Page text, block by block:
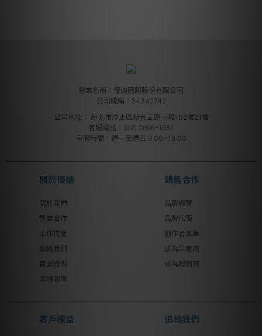
營業名稱：優迪國際股份有限公司
公司統編：54342742
公司地址： 新北市汐止區新台五路一段102號21樓
客服電話：(02) 2696-1681
客服時間：週一至週五 9:00~18:00
關於優迪
關於我們
異業合作
工作機會
聯絡我們
直營據點
媒體報導
銷售合作
品牌總覽
品牌代理
創作者募集
成為供應商
成為經銷商
客戶權益 追蹤我們